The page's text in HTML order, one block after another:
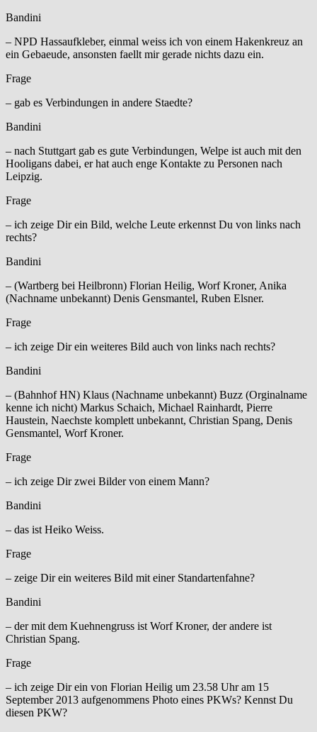
Bandini
– NPD Hassaufkleber, einmal weiss ich von einem Hakenkreuz an
ein Gebaeude, ansonsten faellt mir gerade nichts dazu ein.
Frage
– gab es Verbindungen in andere Staedte?
Bandini
– nach Stuttgart gab es gute Verbindungen, Welpe ist auch mit den
Hooligans dabei, er hat auch enge Kontakte zu Personen nach
Leipzig.
Frage
– ich zeige Dir ein Bild, welche Leute erkennst Du von links nach
rechts?
Bandini
– (Wartberg bei Heilbronn) Florian Heilig, Worf Kroner, Anika
(Nachname unbekannt) Denis Gensmantel, Ruben Elsner.
Frage
– ich zeige Dir ein weiteres Bild auch von links nach rechts?
Bandini
– (Bahnhof HN) Klaus (Nachname unbekannt) Buzz (Orginalname
kenne ich nicht) Markus Schaich, Michael Rainhardt, Pierre
Haustein, Naechste komplett unbekannt, Christian Spang, Denis
Gensmantel, Worf Kroner.
Frage
– ich zeige Dir zwei Bilder von einem Mann?
Bandini
– das ist Heiko Weiss.
Frage
– zeige Dir ein weiteres Bild mit einer Standartenfahne?
Bandini
– der mit dem Kuehnengruss ist Worf Kroner, der andere ist
Christian Spang.
Frage
– ich zeige Dir ein von Florian Heilig um 23.58 Uhr am 15
September 2013 aufgenommens Photo eines PKWs? Kennst Du
diesen PKW?